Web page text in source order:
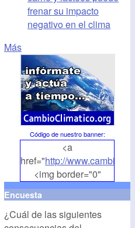
frenar su impacto
negativo en el clima
Más
Código de nuestro banner:
<a
href="http://
<img border="0"
align="middle"
src="http://
alt="CambioClimatico.org"
Encuesta
¿Cuál de las siguientes